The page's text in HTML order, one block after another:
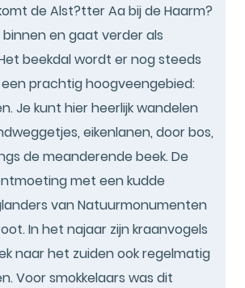
de Alst?tter Aa bij de Haarm?
en gaat verder als
beekdal wordt er nog steeds
prachtig hoogveengebied:
Je kunt hier heerlijk wandelen
eikenlanen, door bos,
de meanderende beek. De
met een kudde
van Natuurmonumenten
In het najaar zijn kraanvogels
naar het zuiden ook regelmatig
Voor smokkelaars was dit